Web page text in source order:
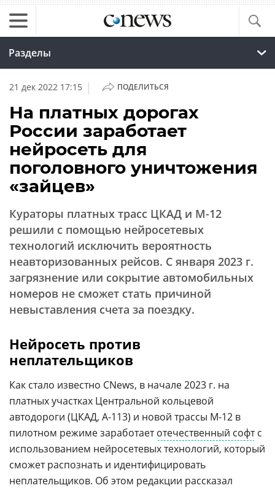
Разделы
21 дек 2022 17:15 | ПОДЕЛИТЬСЯ
На платных дорогах
России заработает
нейросеть для
поголовного уничтожения
«зайцев»
Кураторы платных трасс ЦКАД и М-12
решили с помощью нейросетевых
технологий исключить вероятность
неавторизованных рейсов. С января 2023 г.
загрязнение или сокрытие автомобильных
номеров не сможет стать причиной
невыставления счета за поездку.
Нейросеть против
неплательщиков
Как стало известно CNews, в начале 2023 г. на
платных участках Центральной кольцевой
автодороги (ЦКАД, А-113) и новой трассы М-12 в
пилотном режиме заработаетотечественный софтс
использованием нейросетевых технологий, который
сможет распознать и идентифицировать
неплательщиков. Об этом редакции рассказал